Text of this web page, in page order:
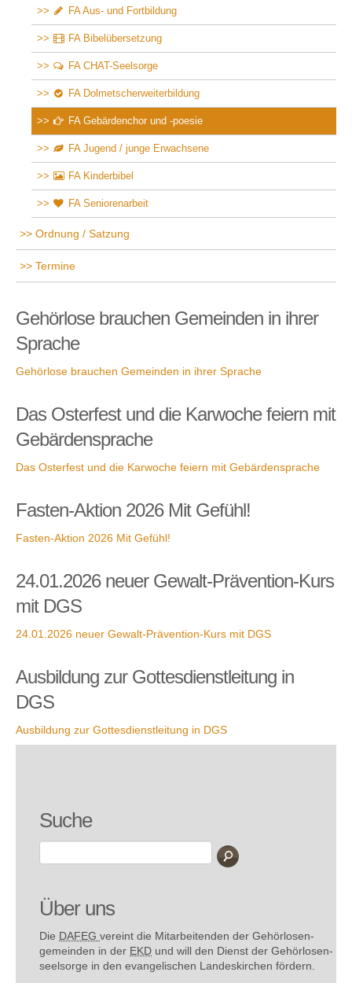
FA Aus- und Fortbildung
FA Bibelübersetzung
FA CHAT-Seelsorge
FA Dolmetscherweiterbildung
FA Gebärdenchor und -poesie
FA Jugend / junge Erwachsene
FA Kinderbibel
FA Seniorenarbeit
Ordnung / Satzung
Termine
Gehörlose brauchen Gemeinden in ihrer
Sprache
Gehörlose brauchen Gemeinden in ihrer Sprache
Das Osterfest und die Karwoche feiern mit
Gebärdensprache
Das Osterfest und die Karwoche feiern mit Gebärdensprache
Fasten-Aktion 2026 Mit Gefühl!
Fasten-Aktion 2026 Mit Gefühl!
24.01.2026 neuer Gewalt-Prävention-Kurs
mit DGS
24.01.2026 neuer Gewalt-Prävention-Kurs mit DGS
Ausbildung zur Gottesdienstleitung in
DGS
Ausbildung zur Gottesdienstleitung in DGS
Suche
Über uns
Die DAFEG vereint die Mitarbeitenden der Gehör­losen­
gemeinden in der EKD und will den Dienst der Gehör­losen­
seel­sorge in den evange­lischen Landes­kirchen fördern.